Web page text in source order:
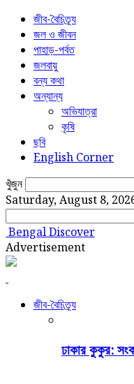
জীব-বৈচিত্র্য
জল ও জীবন
পাহাড়-পর্বত
জলবায়ু
বন্য কথা
অন্যান্য
অভিযাত্রা
কৃষি
ছবি
English Corner
খুঁজুন
Saturday, August 8,
Bengal Discover
Advertisement
জীব-বৈচিত্র্য
ঢাকার কুকুর: